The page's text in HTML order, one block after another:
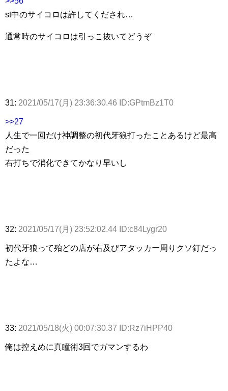
st中のサイコロは許してくだされ…
通常時のサイコロは引っこ抜いてどうぞ
31: 2021/05/17(月) 23:36:30.46 ID:GPtmBz1T0
>>27
人生で一回だけ神調整の初代牙狼打ったことあるけど最高
だった
右打ちで消化できてかなり早いし
32: 2021/05/17(月) 23:52:02.44 ID:c84Lygr20
初代牙狼って殆どの店が右及びアタッカー周りクソ釘だっ
たよな…
33: 2021/05/18(火) 00:07:30.37 ID:Rz7iHPP40
俺は控えめに真瞳術3回でガマンするわ